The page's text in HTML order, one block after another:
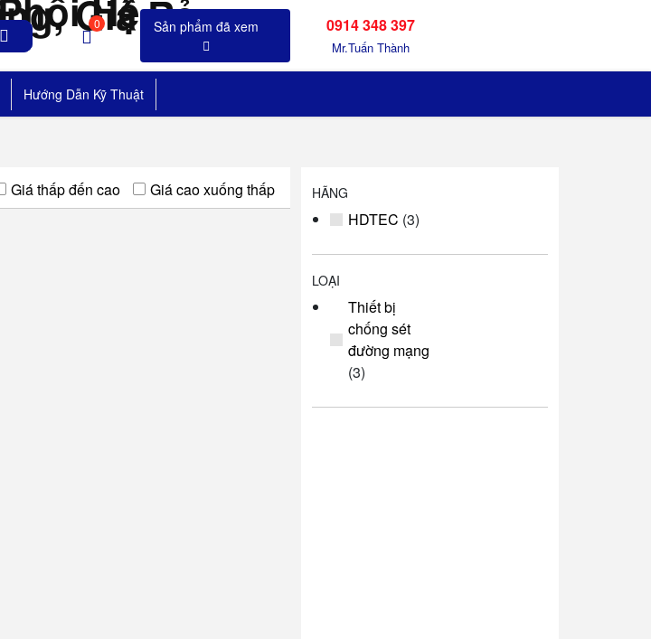
0 0914 348 397
Mr.Tuấn Thành
Hướng Dẫn Kỹ Thuật
Giá thấp đến cao Giá cao xuống thấp HÃNG
HDTEC (3)
LOẠI
Thiết bị
chống sét
đường mạng
(3)